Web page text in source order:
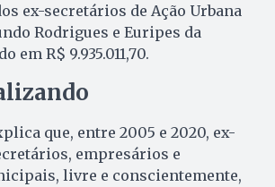
ex-secretários de Ação Urbana
Rodrigues e Euripes da
em R$ 9.935.011,70.
que, entre 2005 e 2020, ex-
empresários e
livre e conscientemente,